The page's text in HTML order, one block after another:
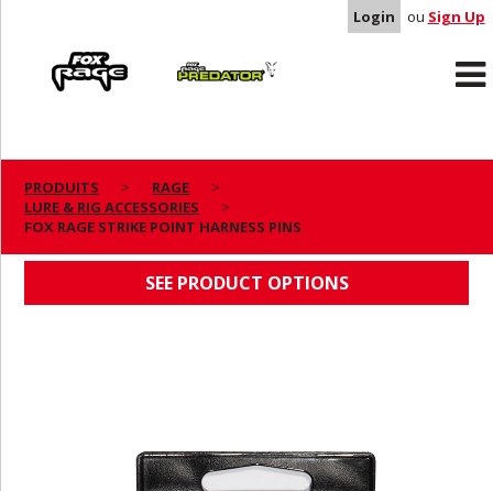
Login ou Sign Up
Predator
PRODUITS
RAGE
LURE & RIG ACCESSORIES
FOX RAGE STRIKE POINT HARNESS PINS
FOX RAGE STRIKE POINT HARNESS PINS
SEE PRODUCT OPTIONS